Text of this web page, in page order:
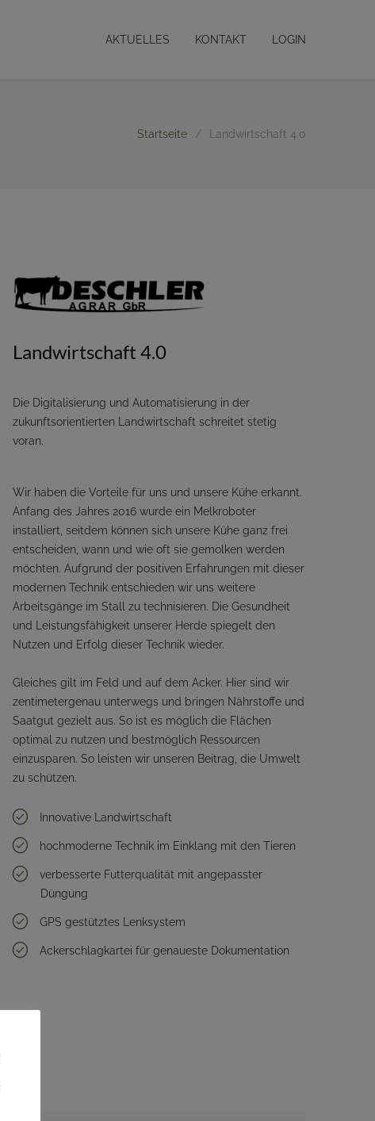
AKTUELLES KONTAKT LOGIN
Startseite / Landwirtschaft 4.0
Landwirtschaft 4.0
Die Digitalisierung und Automatisierung in der
zukunftsorientierten Landwirtschaft schreitet stetig
voran.
Wir haben die Vorteile für uns und unsere Kühe erkannt.
Anfang des Jahres 2016 wurde ein Melkroboter
installiert, seitdem können sich unsere Kühe ganz frei
entscheiden, wann und wie oft sie gemolken werden
möchten. Aufgrund der positiven Erfahrungen mit dieser
modernen Technik entschieden wir uns weitere
Arbeitsgänge im Stall zu technisieren. Die Gesundheit
und Leistungsfähigkeit unserer Herde spiegelt den
Nutzen und Erfolg dieser Technik wieder.
Gleiches gilt im Feld und auf dem Acker. Hier sind wir
zentimetergenau unterwegs und bringen Nährstoffe und
Saatgut gezielt aus. So ist es möglich die Flächen
optimal zu nutzen und bestmöglich Ressourcen
einzusparen. So leisten wir unseren Beitrag, die Umwelt
zu schützen.
Innovative Landwirtschaft
hochmoderne Technik im Einklang mit den Tieren
verbesserte Futterqualität mit angepasster
Düngung
GPS gestütztes Lenksystem
Ackerschlagkartei für genaueste Dokumentation